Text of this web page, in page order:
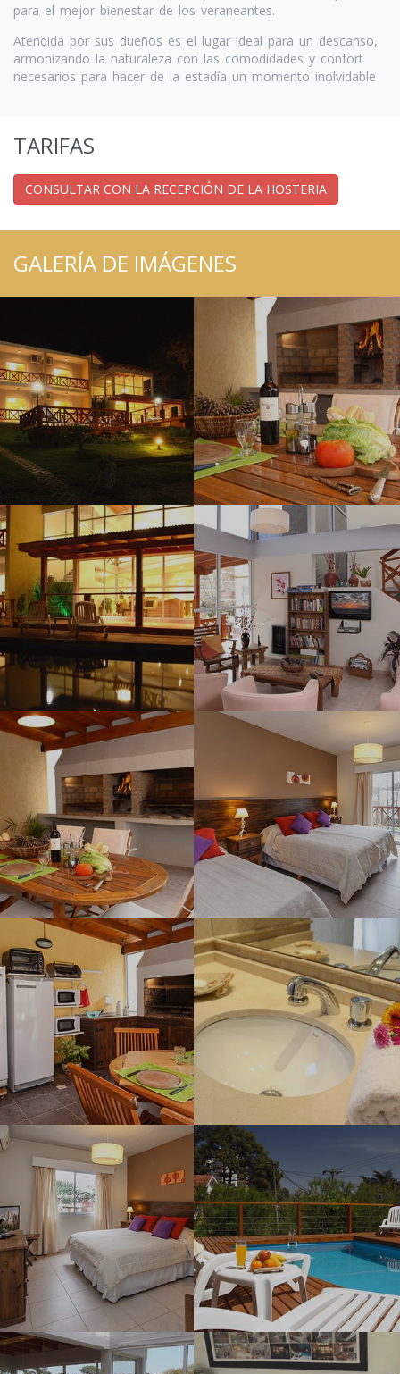
para el mejor bienestar de los veraneantes.
Atendida por sus dueños es el lugar ideal para un descanso,
armonizando la naturaleza con las comodidades y confort
necesarios para hacer de la estadía un momento inolvidable
TARIFAS
CONSULTAR CON LA RECEPCIÓN DE LA HOSTERIA
GALERÍA DE IMÁGENES